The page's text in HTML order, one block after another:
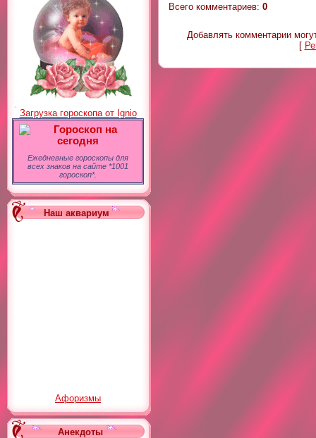
Загрузка гороскопа от Ignio
Гороскоп на
сегодня
Ежедневные гороскопы для
всех знаков на сайте *1001
гороскоп*.
Наш аквариум
Афоризмы
Анекдоты
Всего комментариев: 0
Добавлять комментарии
[